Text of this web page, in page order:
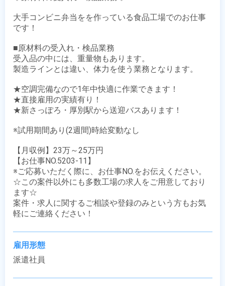
大手コンビニ弁当をを作っている食品工場でのお仕事
です！
■原材料の受入れ・検品業務
受入品の中には、重量物もあります。
製造ラインとは違い、体力を使う業務となります。
★空調完備なので1年中快適に作業できます！
★直接雇用の実績有り！
★新さっぽろ・厚別駅から送迎バスあります！
※試用期間あり(2週間)時給変動なし
【月収例】23万～25万円
【お仕事NO.5203-11】
※ご応募いただく際に、お仕事NO.をお伝えください。
☆この案件以外にも多数工場の求人をご用意しており
ます☆
案件・求人に関するご相談や登録のみという方もお気
軽にご連絡ください！
雇用形態
派遣社員